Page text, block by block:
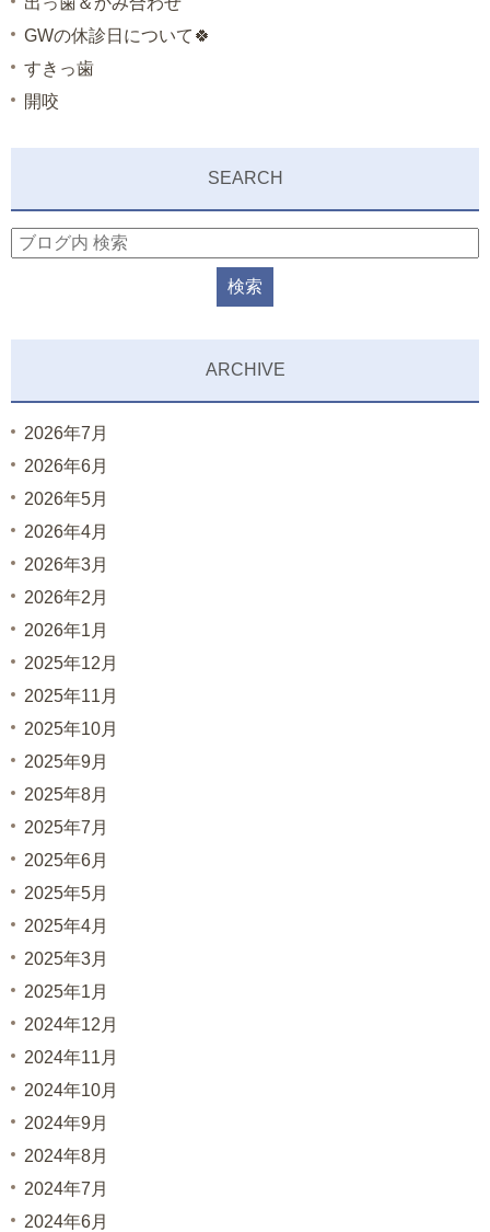
GWの休診日について🍀
すきっ歯
開咬
SEARCH
ARCHIVE
2026年7月
2026年6月
2026年5月
2026年4月
2026年3月
2026年2月
2026年1月
2025年12月
2025年11月
2025年10月
2025年9月
2025年8月
2025年7月
2025年6月
2025年5月
2025年4月
2025年3月
2025年1月
2024年12月
2024年11月
2024年10月
2024年9月
2024年8月
2024年7月
2024年6月